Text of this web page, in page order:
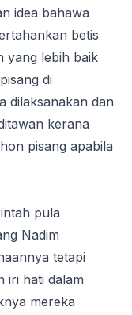
idea bahawa
betis
yang lebih baik
di
dilaksanakan dan
kerana
pisang apabila
pula
Nadim
tetapi
iri hati dalam
mereka